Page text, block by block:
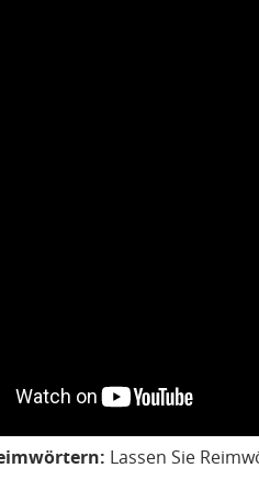
Lassen Sie